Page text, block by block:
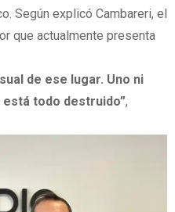
Según explicó Cambareri, el
que actualmente presenta
de ese lugar. Uno ni
todo destruido”,